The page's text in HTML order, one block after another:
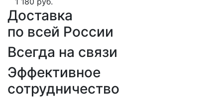
Доставка
по всей России
Всегда на связи
Эффективное
сотрудничество